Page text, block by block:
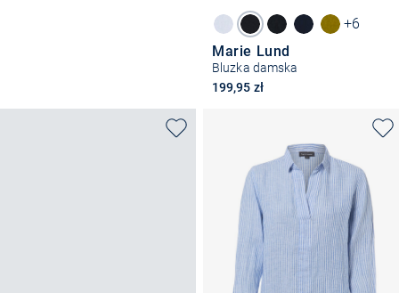
+6
Marie Lund
Bluzka damska
199,95 zł